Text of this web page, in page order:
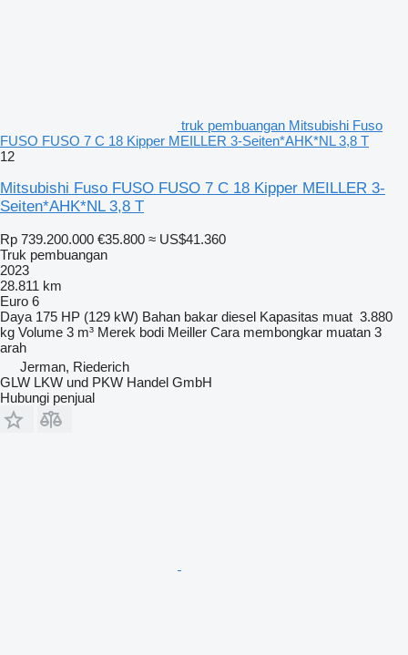
truk pembuangan Mitsubishi Fuso
FUSO FUSO 7 C 18 Kipper MEILLER 3-Seiten*AHK*NL 3,8 T
12
Mitsubishi Fuso FUSO FUSO 7 C 18 Kipper MEILLER 3-
Seiten*AHK*NL 3,8 T
Rp 739.200.000 €35.800 ≈ US$41.360
Truk pembuangan
2023
28.811 km
Euro 6
Daya 175 HP (129 kW) Bahan bakar diesel Kapasitas muat 3.880
kg Volume 3 m³ Merek bodi Meiller Cara membongkar muatan 3
arah
Jerman, Riederich
GLW LKW und PKW Handel GmbH
Hubungi penjual